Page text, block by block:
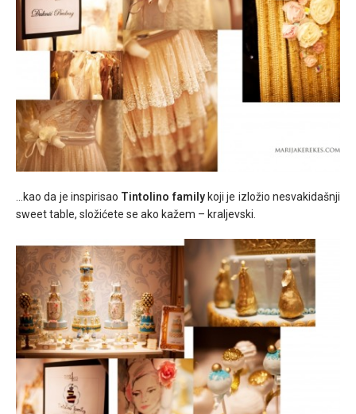
…kao da je inspirisao Tintolino familykoji je izložio nesvakidašnji
sweet table, složićete se ako kažem – kraljevski.